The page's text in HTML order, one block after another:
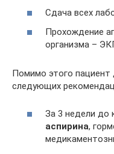
Сдача всех
Прохождение
организма –
Помимо этого пациент
следующих
За 3 недели до
аспирина,